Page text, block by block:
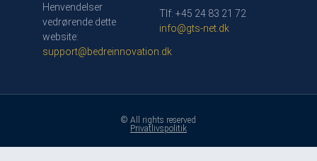
Henvendelser
vedrørende dette
website:
support@bedreinnovation.dk
Tlf: +45 24 83 21 72
info@gts-net.dk
© All rights reserved
Privatlivspolitik